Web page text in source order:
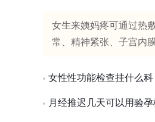
女生来姨妈疼可通过热
常、精神紧张、子宫内
女性性功能检查挂什么科
月经推迟几天可以用验孕棒检